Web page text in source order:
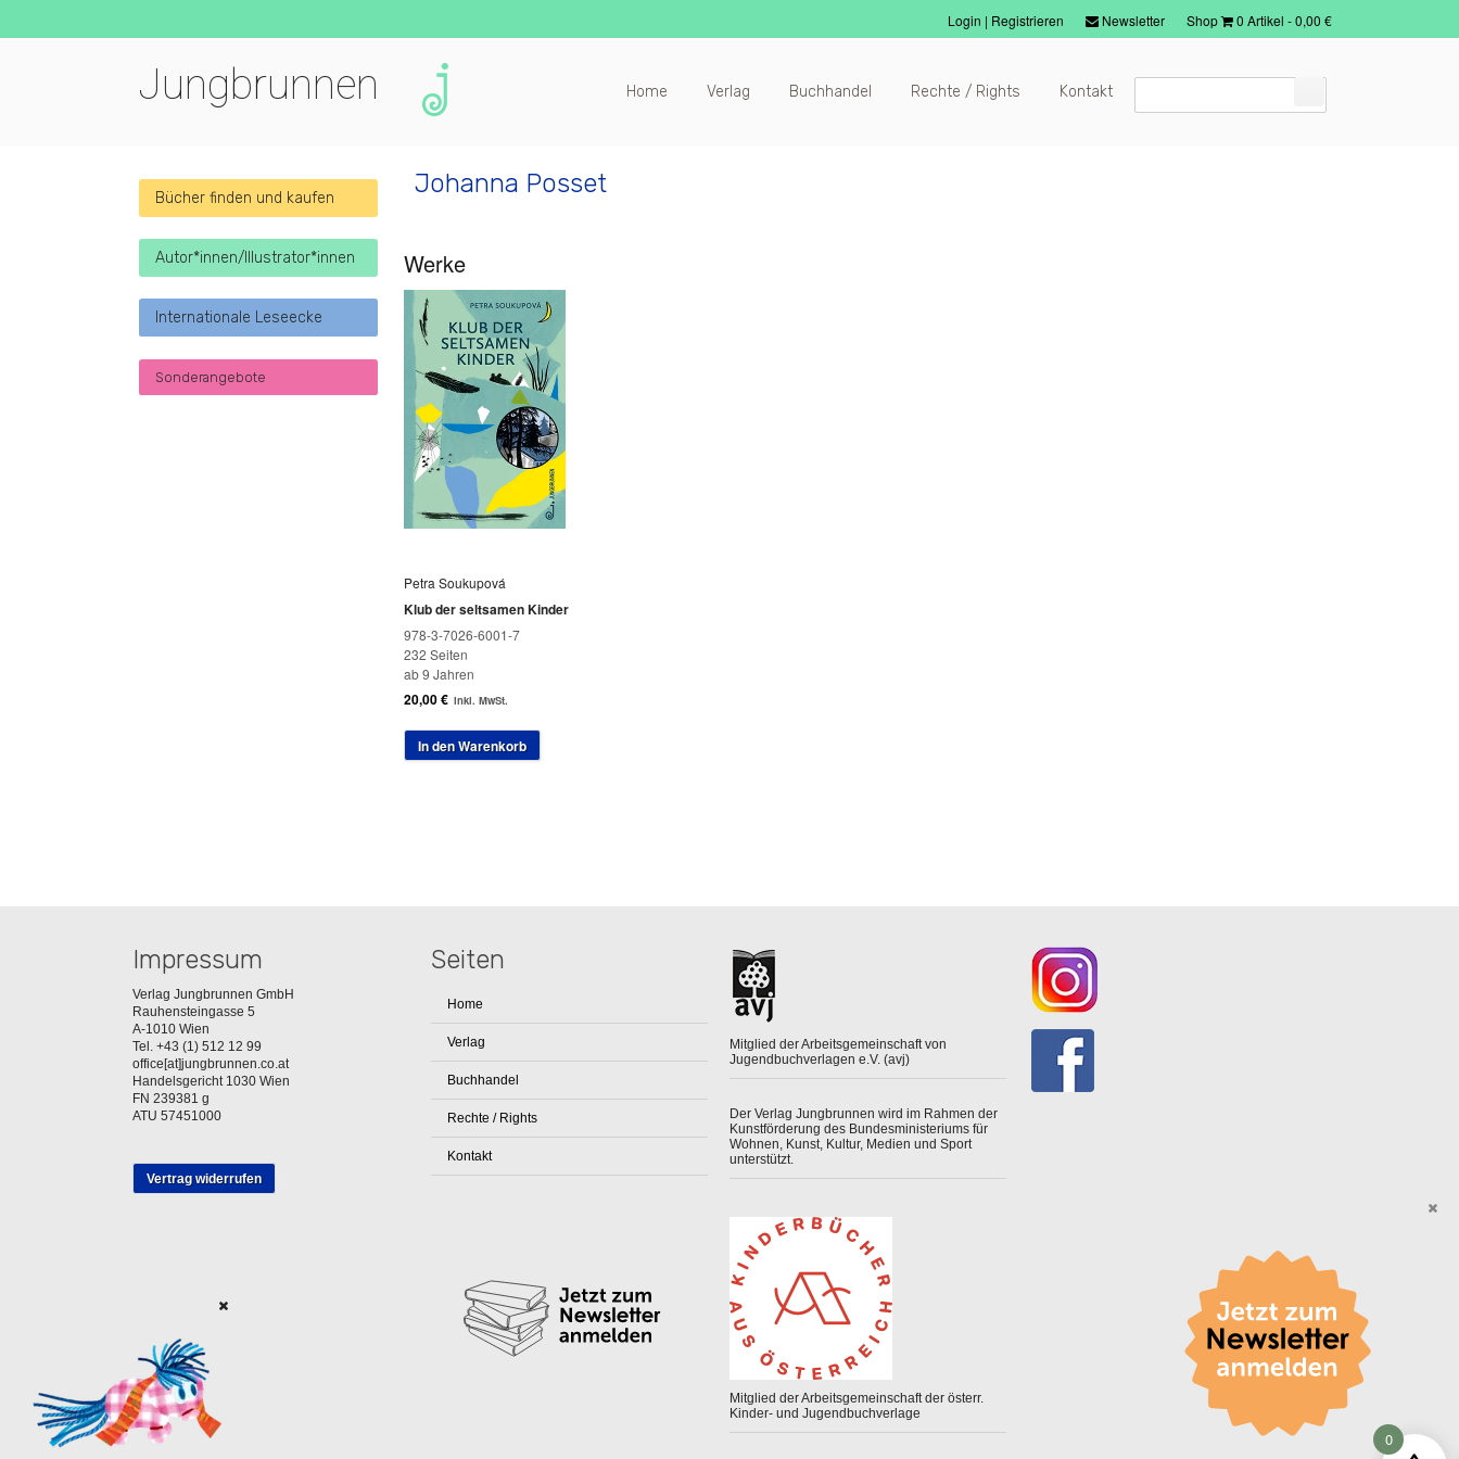
Shop 0 Artikel -0,00 €
Newsletter
Login | Registrieren
Jungbrunnen Home Verlag Buchhandel Rechte / Rights Kontakt
Johanna Posset
Werke
Petra Soukupová
Klub der seltsamen Kinder
978-3-7026-6001-7
232 Seiten
ab 9 Jahren
20,00€ inkl. MwSt.
In den Warenkorb
Bücher finden und kaufen
Autor*innen/Illustrator*innen
Internationale Leseecke
Sonderangebote
Impressum
Verlag Jungbrunnen GmbH
Rauhensteingasse 5
A-1010 Wien
Tel. +43 (1) 512 12 99
office[at]jungbrunnen.co.at
Handelsgericht 1030 Wien
FN 239381 g
ATU 57451000
Vertrag widerrufen
Seiten
Home
Verlag
Buchhandel
Rechte / Rights
Kontakt
Mitglied der Arbeitsgemeinschaft von
Jugendbuchverlagen e.V. (avj)
Der Verlag Jungbrunnen wird im Rahmen der
Kunstförderung des Bundesministeriums für
Wohnen, Kunst, Kultur, Medien und Sport
unterstützt.
Mitglied der Arbeitsgemeinschaft der österr.
Kinder- und Jugendbuchverlage
0